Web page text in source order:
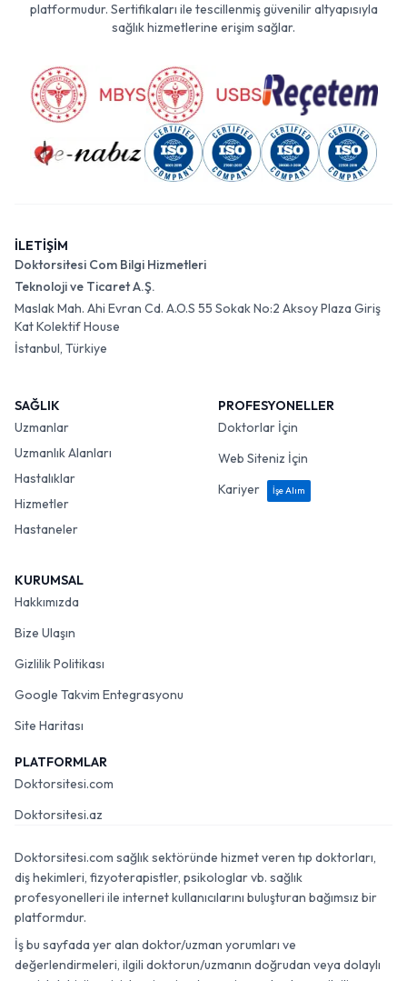
platformudur. Sertifikaları ile tescillenmiş güvenilir altyapısıyla
sağlık hizmetlerine erişim sağlar.
İLETİŞİM
Doktorsitesi Com Bilgi Hizmetleri
Teknoloji ve Ticaret A.Ş.
Maslak Mah. Ahi Evran Cd. A.O.S 55 Sokak No:2 Aksoy Plaza Giriş
Kat Kolektif House
İstanbul, Türkiye
SAĞLIK
Uzmanlar
Uzmanlık Alanları
Hastalıklar
Hizmetler
Hastaneler
PROFESYONELLER
Doktorlar İçin
Web Siteniz İçin
Kariyer
İşe Alım
KURUMSAL
Hakkımızda
Bize Ulaşın
Gizlilik Politikası
Google Takvim Entegrasyonu
Site Haritası
PLATFORMLAR
Doktorsitesi.com
Doktorsitesi.az
Doktorsitesi.com sağlık sektöründe hizmet veren tıp doktorları,
diş hekimleri, fizyoterapistler, psikologlar vb. sağlık
profesyonelleri ile internet kullanıcılarını buluşturan bağımsız bir
platformdur.
İş bu sayfada yer alan doktor/uzman yorumları ve
değerlendirmeleri, ilgili doktorun/uzmanın doğrudan veya dolaylı